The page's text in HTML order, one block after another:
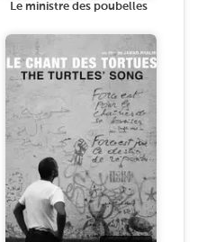
Le ministre des poubelles